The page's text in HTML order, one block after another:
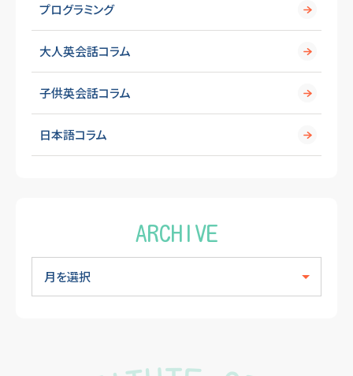
プログラミング
大人英会話コラム
子供英会話コラム
日本語コラム
ARCHIVE